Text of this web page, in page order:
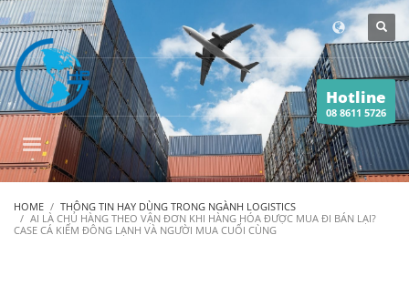
Hotline
08 8611 5726
HOME
THÔNG TIN HAY DÙNG TRONG NGÀNH LOGISTICS
AI LÀ CHỦ HÀNG THEO VẬN ĐƠN KHI HÀNG HÓA ĐƯỢC MUA ĐI BÁN LẠI?
CASE CÁ KIẾM ĐÔNG LẠNH VÀ NGƯỜI MUA CUỐI CÙNG